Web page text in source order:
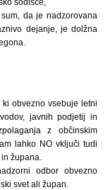
da je nadzorovana
dejanje, je dolžna
obvezno vsebuje letni
javnih podjetij in
z občinskim
lahko NO vključi tudi
župana.
odbor obvezno
svet ali župan.